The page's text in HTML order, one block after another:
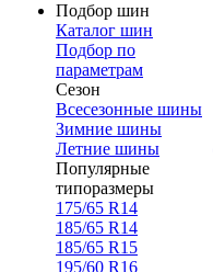
Подбор шин
Каталог шин
Подбор по
параметрам
Сезон
Всесезонные шины
Зимние шины
Летние шины
Популярные
типоразмеры
175/65 R14
185/65 R14
185/65 R15
195/60 R16